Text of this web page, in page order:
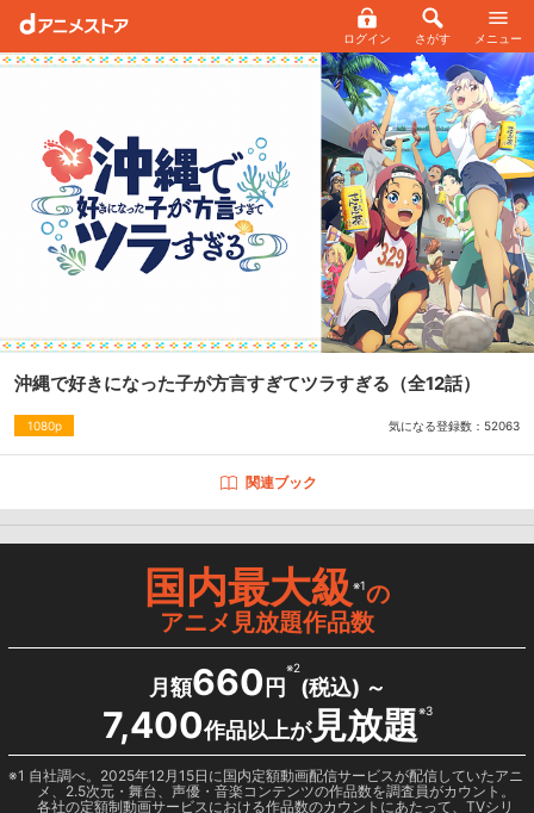
ログイン さがす メニュー
沖縄で好きになった子が方言すぎてツラすぎる （全12話）
1080p 気になる登録数： 52063
関連ブック
国内最大級※1の
アニメ見放題作品数
月額660 円
※2
(税込) ～
7,400作品以上が見放題※3
1 自社調べ。2025年12月15日に国内定額動画配信サービスが配信していたアニ
メ、2.5次元・舞台、声優・音楽コンテンツの作品数を調査員がカウント。
各社の定額制動画サービスにおける作品数のカウントにあたって、TVシリ